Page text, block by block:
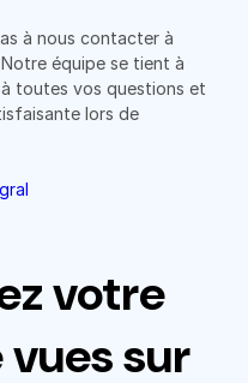
à nous contacter à
Notre équipe se tient à
toutes vos questions et
lors de
votre
sur